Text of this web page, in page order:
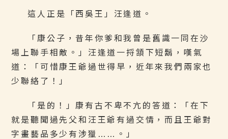
這人正是「西吳王」汪逢道。
「康公子，昔年你爹和我曾是舊識一同在沙
場上聯手相敵。」汪逢道一捋頷下短鬍，嘆氣
道：「可惜康王爺過世得早，近年來我們兩家也
少聯絡了！」
「是的！」康有古不卑不亢的答道：「在下
就是聽聞過先父和汪王爺有過交情，而且王爺對
字畫藝品多少有涉獵……。」